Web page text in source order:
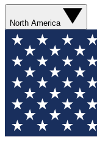
North America